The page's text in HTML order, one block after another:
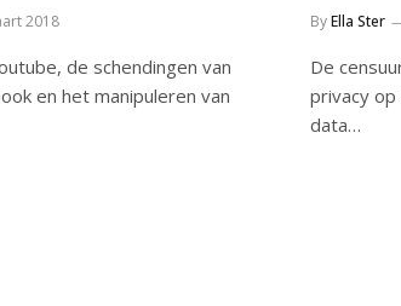
2018
de schendingen van
en het manipuleren van
ByElla Ster
De
privacy op
data…